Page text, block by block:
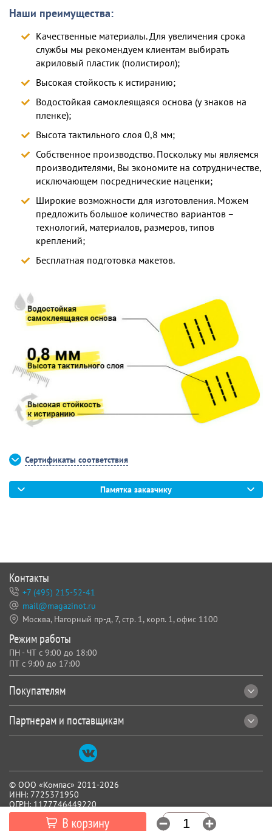
Наши преимущества:
Качественные материалы. Для увеличения срока
службы мы рекомендуем клиентам выбирать
акриловый пластик (полистирол);
Высокая стойкость к истиранию;
Водостойкая самоклеящаяся основа (у знаков на
пленке);
Высота тактильного слоя 0,8 мм;
Собственное производство. Поскольку мы являемся
производителями, Вы экономите на сотрудничестве,
исключающем посреднические наценки;
Широкие возможности для изготовления. Можем
предложить большое количество вариантов –
технологий, материалов, размеров, типов
креплений;
Бесплатная подготовка макетов.
Сертификаты соответствия
Памятка заказчику
© ООО «Компас» 2011-2026
ИНН: 7725371950
ОГРН: 1177746449220
Все реквизиты
Покупателям
Партнерам и поставщикам
Контакты
+7 (495) 215-52-41
mail@magazinot.ru
Москва, Нагорный пр-д, 7, стр. 1, корп. 1, офис 1100
Режим работы
ПН - ЧТ с 9:00 до 18:00
ПТ с 9:00 до 17:00